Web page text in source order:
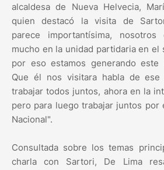
alcaldesa de Nueva Helvecia,
quien destacó la visita de
parece importantísima, nosotros
mucho en la unidad partidaria en el
por eso estamos generando
Que él nos visitara habla de
trabajar todos juntos, ahora en la
pero para luego trabajar juntos
Nacional".
Consultada sobre los temas
charla con Sartori, De Lima